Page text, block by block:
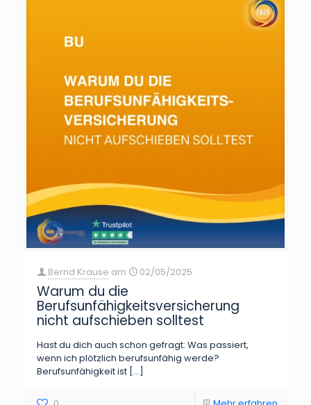
Bernd Krause am 02/05/2025
Warum du die
Berufsunfähigkeitsversicherung
nicht aufschieben solltest
Hast du dich auch schon gefragt: Was passiert,
wenn ich plötzlich berufsunfähig werde?
Berufsunfähigkeit ist […]